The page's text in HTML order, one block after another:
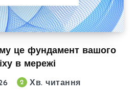
це фундамент вашого
в мережі
2 Хв. читання